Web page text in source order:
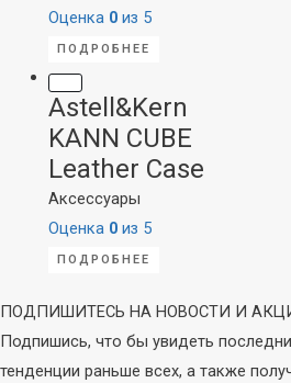
Оценка 0из 5
ПОДРОБНЕЕ
Astell&Kern
KANN CUBE
Leather Case
Аксессуары
Оценка 0из 5
ПОДРОБНЕЕ
ПОДПИШИТЕСЬ НА НОВОСТИ И
Подпишись, что бы увидеть
тенденции раньше всех, а также